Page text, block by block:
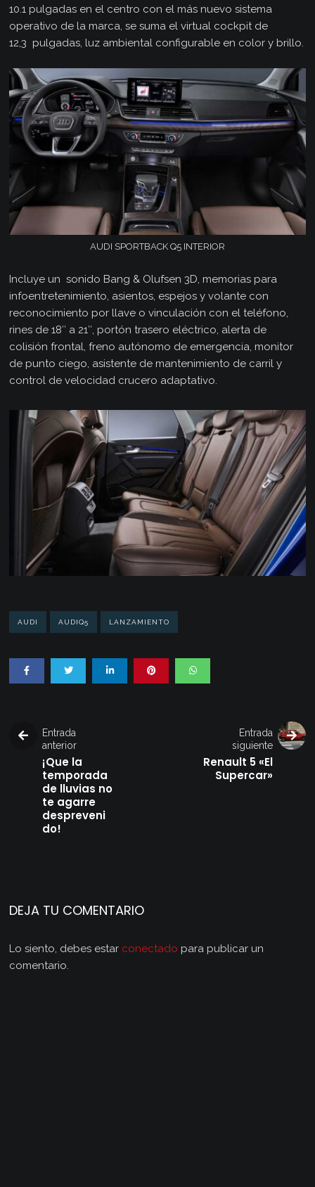
10.1 pulgadas en el centro con el más nuevo sistema
operativo de la marca, se suma el virtual cockpit de
12,3 pulgadas, luz ambiental configurable en color y brillo.
AUDI SPORTBACK Q5 INTERIOR
Incluye un sonido Bang & Olufsen 3D, memorias para
infoentretenimiento, asientos, espejos y volante con
reconocimiento por llave o vinculación con el teléfono,
rines de 18″ a 21″, portón trasero eléctrico, alerta de
colisión frontal, freno autónomo de emergencia, monitor
de punto ciego, asistente de mantenimiento de carril y
control de velocidad crucero adaptativo.
AUDI AUDIQ5 LANZAMIENTO
Entrada
anterior
¡Que la
temporada
de lluvias no
te agarre
despreveni
do!
Entrada
siguiente
Renault 5 «El
Supercar»
DEJA TU COMENTARIO
Lo siento, debes estar conectado para publicar un
comentario.